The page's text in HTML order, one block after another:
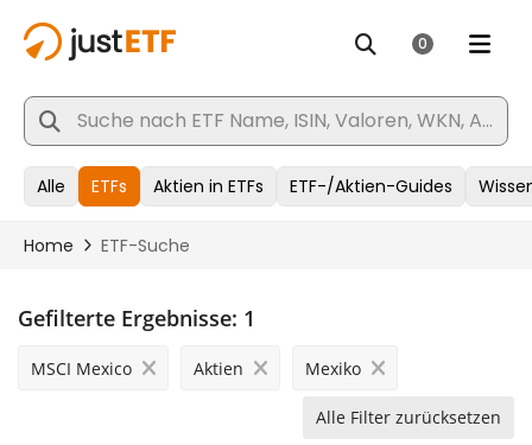
Gefilterte Ergebnisse: 1
MSCI Mexico Aktien Mexiko
Alle Filter zurücksetzen